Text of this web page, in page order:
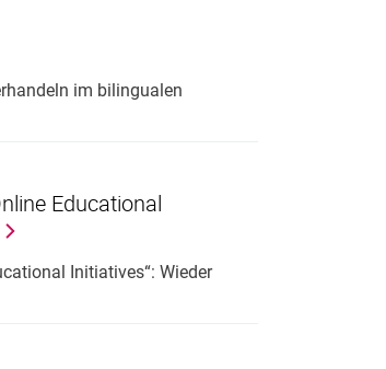
im bilingualen
Educational
Initiatives“: Wieder